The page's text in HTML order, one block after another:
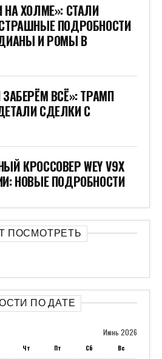
НА ХОЛМЕ»: СТАЛИ
ПОДРОБНОСТИ
И РОМЫ В
ВСЁ»: ТРАМП
СДЕЛКИ С
КРОССОВЕР WEY V9X
НОВЫЕ ПОДРОБНОСТИ
ПОСМОТРЕТЬ
ПО ДАТЕ
Июнь 2026
Чт Пт Сб Вс